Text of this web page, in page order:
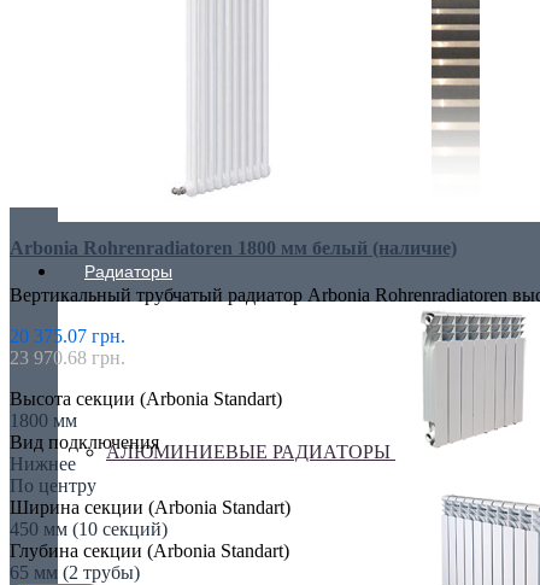
Радиаторы
АЛЮМИНИЕВЫЕ РАДИАТОРЫ
Arbonia Rohrenradiatoren 1800 мм белый (наличие)
Вертикальный трубчатый радиатор Arbonia Rohrenradiatoren
20 375.07 грн.
23 970.68 грн.
Высота секции (Arbonia Standart)
1800 мм
Вид подключения
Нижнее
По центру
Ширина секции (Arbonia Standart)
450 мм (10 секций)
Глубина секции (Arbonia Standart)
65 мм (2 трубы)